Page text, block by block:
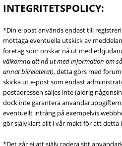
INTEGRITETSPOLICY:
*Din e-post används endast till
mottaga eventuella utskick av
företag som önskar nå ut med
välkomna att nå ut med information om
annat bilrelaterat), detta görs med
skicka ut e-post som endast
postadressen säljes inte (aldrig
dock inte garantera
eventuellt intrång på exempelvis
gör självklart allt i vår makt för att detta
*Det går ej att själv radera sitt